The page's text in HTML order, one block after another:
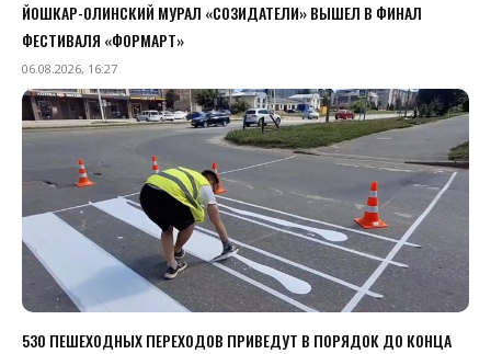
ЙОШКАР-ОЛИНСКИЙ МУРАЛ «СОЗИДАТЕЛИ» ВЫШЕЛ В ФИНАЛ
ФЕСТИВАЛЯ «ФОРМАРТ»
06.08.2026, 16:27
530 ПЕШЕХОДНЫХ ПЕРЕХОДОВ ПРИВЕДУТ В ПОРЯДОК ДО КОНЦА